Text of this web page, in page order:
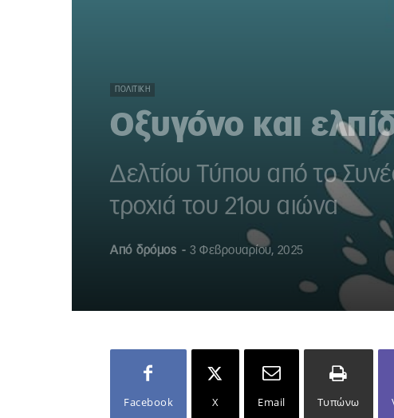
ΠΟΛΙΤΙΚΉ
Οξυγόνο και
Δελτίου Τύπου από το
τροχιά του 21ου αιώνα
Από δρόμος - 3 Φεβρουαρίου, 2025
Facebook X Email Τυπώνω